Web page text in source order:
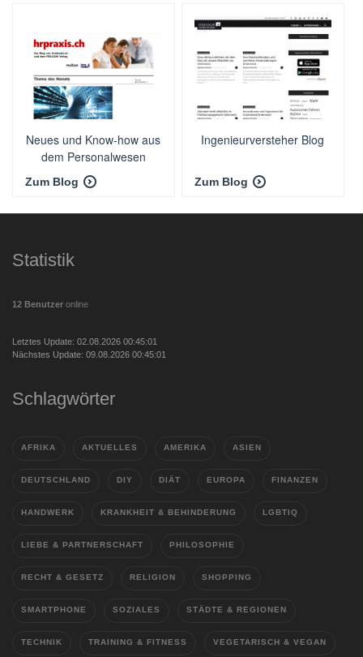
Neues und Know-how aus
dem Personalwesen
Zum Blog
Ingenieurversteher Blog
Zum Blog
Statistik
12 Benutzer online
Letztes Update: 02.08.2026 00:45:01
Nächstes Update: 09.08.2026 00:45:01
Schlagwörter
AFRIKA AKTUELLES AMERIKA ASIEN
DEUTSCHLAND DIY DIÄT EUROPA FINANZEN
HANDWERK KRANKHEIT & BEHINDERUNG LGBTIQ
LIEBE & PARTNERSCHAFT PHILOSOPHIE
RECHT & GESETZ RELIGION SHOPPING
SMARTPHONE SOZIALES STÄDTE & REGIONEN
TECHNIK TRAINING & FITNESS VEGETARISCH & VEGAN